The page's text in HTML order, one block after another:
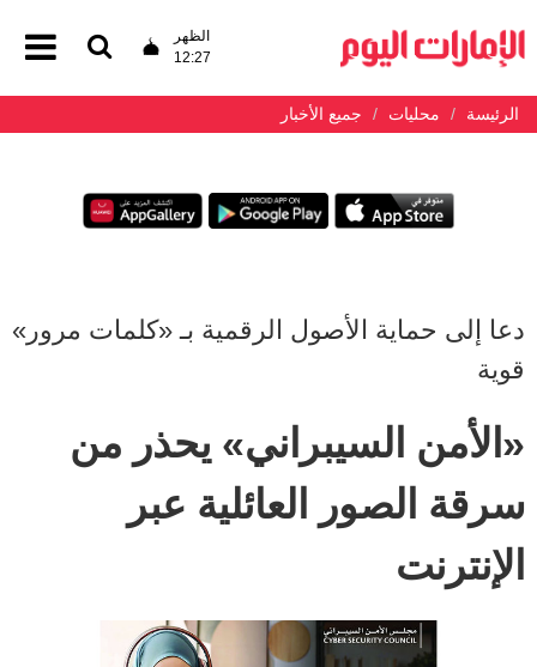
الظهر
12:27
الرئيسة محليات جميع الأخبار
دعا إلى حماية الأصول الرقمية بـ «كلمات مرور»
قوية
«الأمن السيبراني» يحذر من
سرقة الصور العائلية عبر
الإنترنت